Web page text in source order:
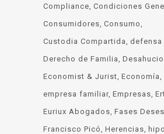
Compliance Condiciones
Consumidores Consumo
Custodia Compartida defensa
Derecho de Familia
Economist & Jurist Economía
empresa familiar Empresas
Euriux Abogados Fases
Francisco Picó Herencias